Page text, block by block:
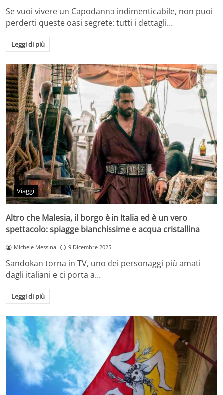
Se vuoi vivere un Capodanno indimenticabile, non puoi
perderti queste oasi segrete: tutti i dettagli…
Leggi di più
Viaggi
Altro che Malesia, il borgo è in Italia ed è un vero
spettacolo: spiagge bianchissime e acqua cristallina
Michele Messina 9 Dicembre 2025
Sandokan torna in TV, uno dei personaggi più amati
dagli italiani e ci porta a…
Leggi di più